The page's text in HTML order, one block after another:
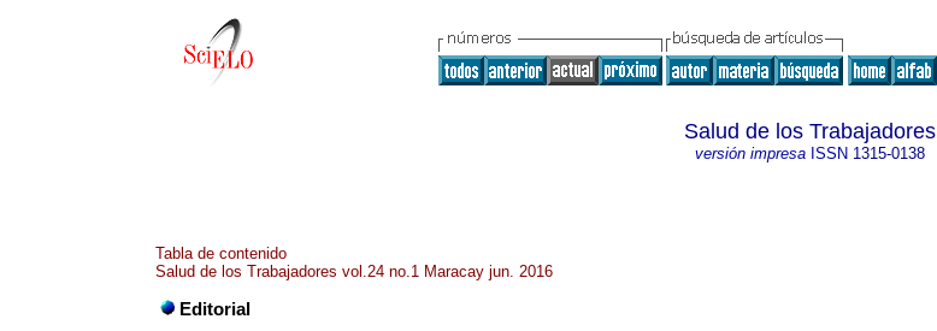
Salud de los Trabajadores
versión impresaISSN 1315-0138
Tabla de contenido
Salud de los Trabajadores vol.24 no.1 Maracay jun. 2016
Editorial